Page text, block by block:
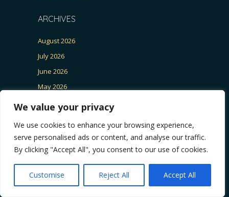
We value your privacy
We use cookies to enhance your browsing experience,
serve personalised ads or content, and analyse our traffic.
By clicking "Accept All", you consent to our use of cookies.
Customise Reject All Accept All
ARCHIVES
August 2026
July 2026
June 2026
May 2026
April 2026
February 2026
January 2026
December 2025
November 2025